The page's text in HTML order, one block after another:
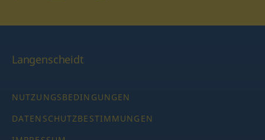
Langenscheidt
NUTZUNGSBEDINGUNGEN
DATENSCHUTZBESTIMMUNGEN